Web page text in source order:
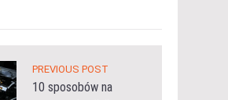
PREVIOUS POST
10 sposobów na